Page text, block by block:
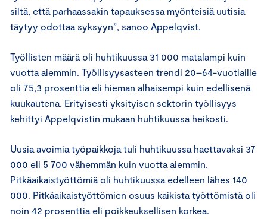
siltä, että parhaassakin tapauksessa myönteisiä uutisia
täytyy odottaa syksyyn”, sanoo Appelqvist.
Työllisten määrä oli huhtikuussa 31 000 matalampi kuin
vuotta aiemmin. Työllisyysasteen trendi 20–64-vuotiaille
oli 75,3 prosenttia eli hieman alhaisempi kuin edellisenä
kuukautena. Erityisesti yksityisen sektorin työllisyys
kehittyi Appelqvistin mukaan huhtikuussa heikosti.
Uusia avoimia työpaikkoja tuli huhtikuussa haettavaksi 37
000 eli 5 700 vähemmän kuin vuotta aiemmin.
Pitkäaikaistyöttömiä oli huhtikuussa edelleen lähes 140
000. Pitkäaikaistyöttömien osuus kaikista työttömistä oli
noin 42 prosenttia eli poikkeuksellisen korkea.